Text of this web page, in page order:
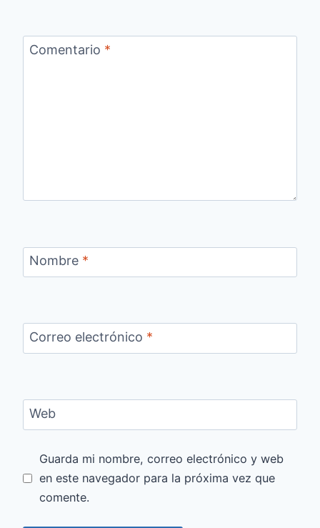
Comentario *
Nombre *
Correo electrónico *
Web
Guarda mi nombre, correo electrónico y web
en este navegador para la próxima vez que
comente.